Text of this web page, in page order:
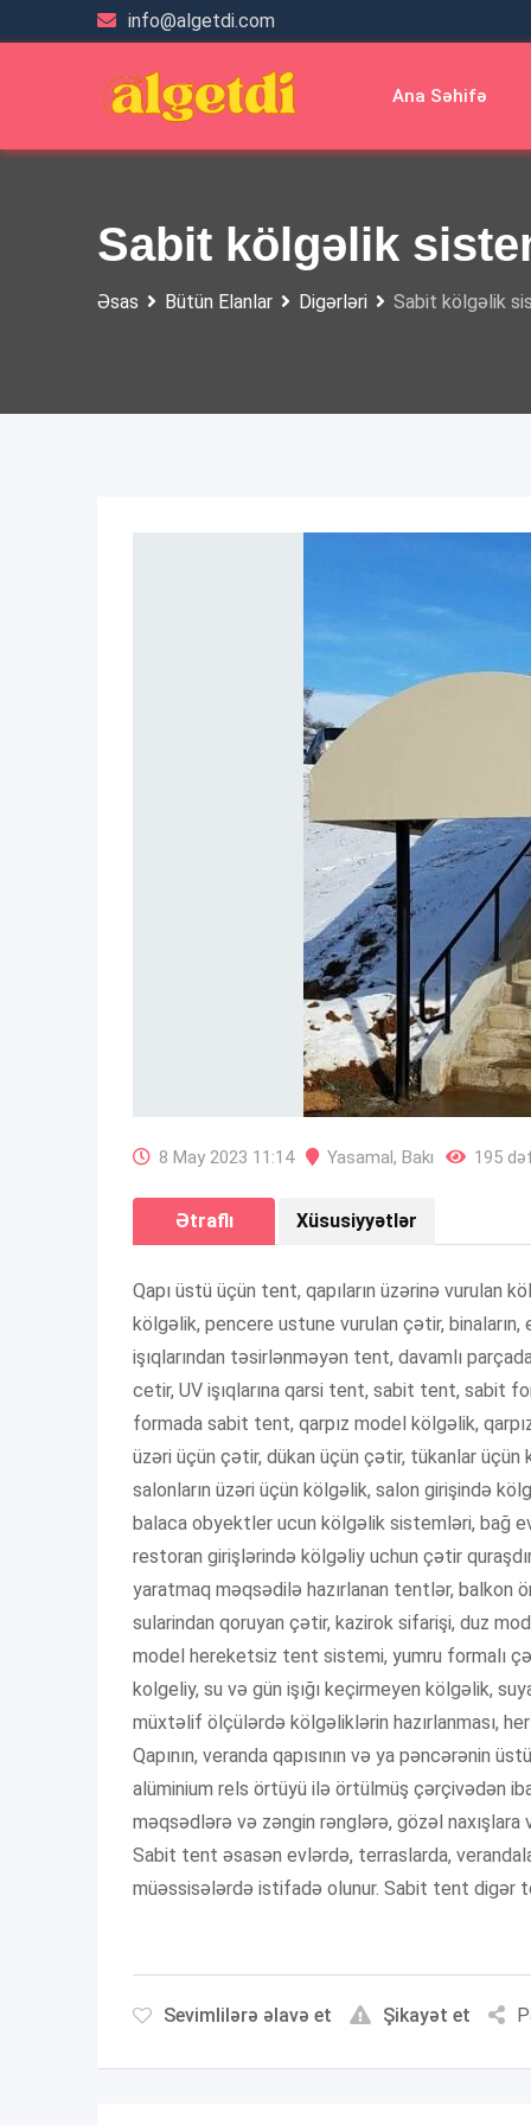
to
info@algetdi.com
Ana Səhifə
Sabit kölgəlik
Əsas Bütün Elanlar Digərləri Sabit kölgəlik
8 May 2023 11:14 Yasamal, Bakı 195
Ətraflı Xüsusiyyətlər
Qapı üstü üçün tent, qapıların üzərinə vurulan
kölgəlik, pencere ustune vurulan çətir,
işıqlarından təsirlənməyən tent, davamlı
cetir, UV işıqlarına qarsi tent, sabit tent, sabit
formada sabit tent, qarpız model kölgəlik,
üzəri üçün çətir, dükan üçün çətir, tükanlar
salonların üzəri üçün kölgəlik, salon girişində
balaca obyektler ucun kölgəlik sistemləri, bağ
restoran girişlərində kölgəliy uchun çətir
yaratmaq məqsədilə hazırlanan tentlər, balkon
sularindan qoruyan çətir, kazirok sifarişi, duz
model hereketsiz tent sistemi, yumru formalı
kolgeliy, su və gün işığı keçirmeyen kölgəlik,
müxtəlif ölçülərdə kölgəliklərin hazırlanması,
Qapının, veranda qapısının və ya pəncərənin
alüminium rels örtüyü ilə örtülmüş çərçivədən
məqsədlərə və zəngin rənglərə, gözəl
Sabit tent əsasən evlərdə, terraslarda,
müəssisələrdə istifadə olunur. Sabit tent digər
Sevimlilərə əlavə et Şikayət et